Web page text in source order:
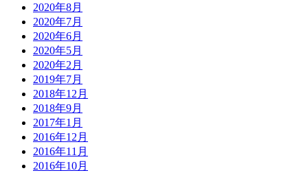
2020年8月
2020年7月
2020年6月
2020年5月
2020年2月
2019年7月
2018年12月
2018年9月
2017年1月
2016年12月
2016年11月
2016年10月